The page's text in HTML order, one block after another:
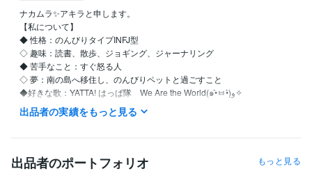
ナカムラ✨アキラと申します。
【私について】
◆ 性格：のんびりタイプINFJ型
◇ 趣味：読書、散歩、ジョギング、ジャーナリング
◆ 苦手なこと：すぐ怒る人
◇ 夢：南の島へ移住し、のんびりペットと過ごすこと
◆好きな歌：YATTA! はっぱ隊　We Are the World(๑•̀ㅂ•́)و✧
【自分を愛し、自然体で生きるためのセルフラブ実践ガイド】
仕事も恋愛も、なんだかうまくいかない
出品者の実績をもっと見る
出品者のポートフォリオ もっと見る